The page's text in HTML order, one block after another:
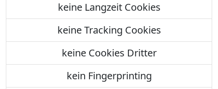
keine Langzeit Cookies
keine Tracking Cookies
keine Cookies Dritter
kein Fingerprinting